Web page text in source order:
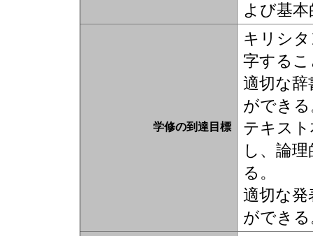
よび基
学修の到達目標
キリシ
字する
適切な
ができ
テキス
し、論
る。
適切な
ができ